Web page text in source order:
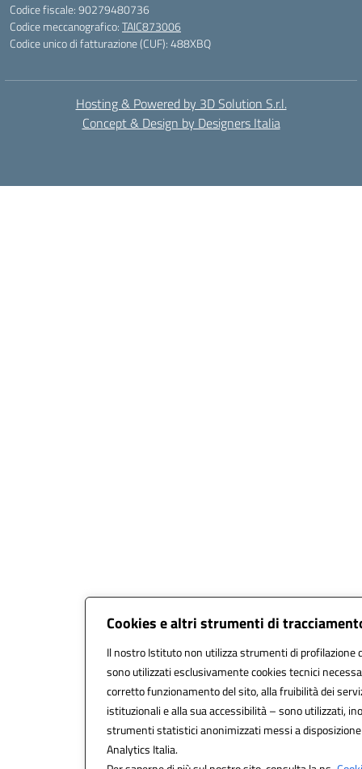
Cookies e altri strumenti di
Il nostro Istituto non utilizza strumenti di profilazione
sono utilizzati esclusivamente cookies tecnici
corretto funzionamento del sito, alla fruibilità dei
istituzionali e alla sua accessibilità – sono utilizzati,
strumenti statistici anonimizzati messi a disposizione
Analytics Italia.
Codice fiscale: 90279480736
Codice meccanografico:TAIC873006
Codice unico di fatturazione (CUF): 488XBQ
Hosting & Powered by 3D Solution S.r.l.
Concept & Design by Designers Italia